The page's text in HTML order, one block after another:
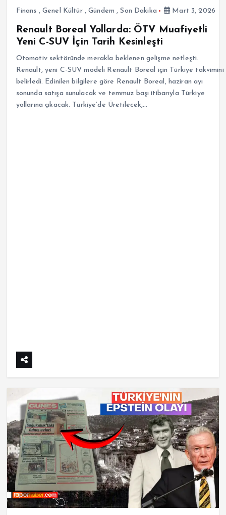
Finans , Genel Kültür,Gündem ,Son Dakika Mart 3, 2026
Renault Boreal Yollarda: ÖTV Muafiyetli
Yeni C-SUV İçin Tarih Kesinleşti
Otomotiv sektöründe merakla beklenen gelişme netleşti.
Renault, yeni C-SUV modeli Renault Boreal için Türkiye takvimini
belirledi. Edinilen bilgilere göre Renault Boreal, haziran ayı
sonunda satışa sunulacak ve temmuz başı itibarıyla Türkiye
yollarına çıkacak. Türkiye’de Üretilecek,…